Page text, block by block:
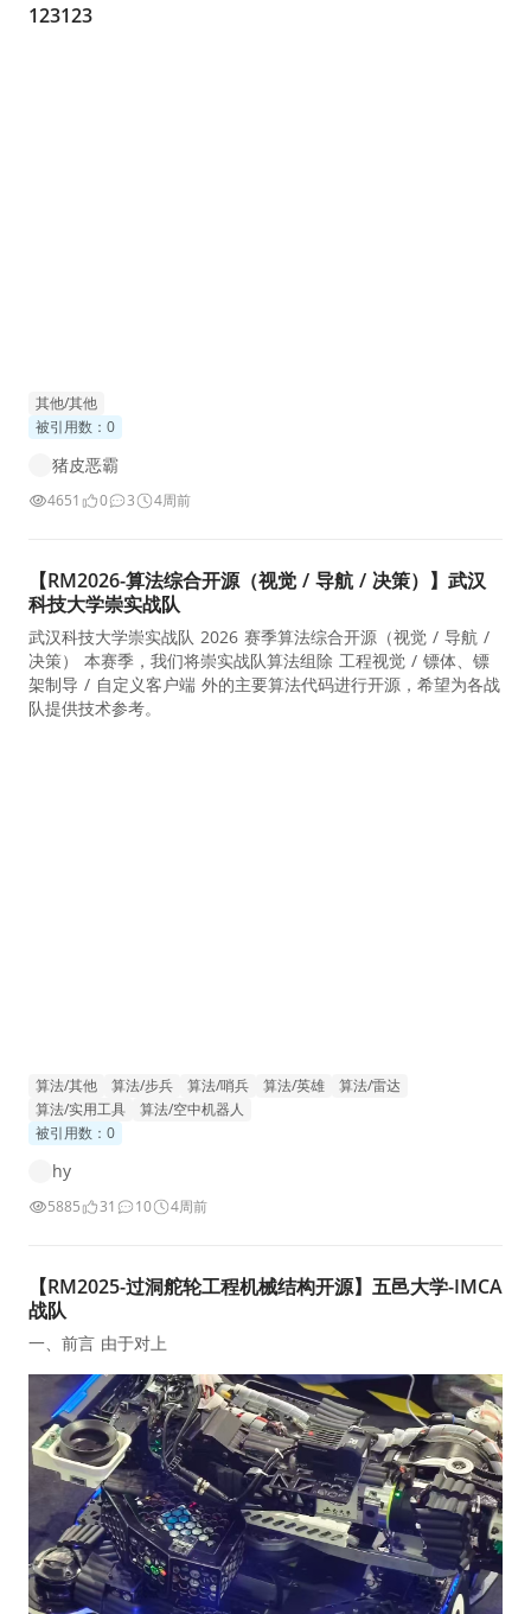
123123
其他/其他
被引用数：0
猪皮恶霸
4651 0 3 4周前
【RM2026-算法综合开源（视觉 / 导航 / 决策）】武汉
科技大学崇实战队
武汉科技大学崇实战队 2026 赛季算法综合开源（视觉 / 导航 /
决策） 本赛季，我们将崇实战队算法组除 工程视觉 / 镖体、镖
架制导 / 自定义客户端 外的主要算法代码进行开源，希望为各战
队提供技术参考。
算法/其他 算法/步兵 算法/哨兵 算法/英雄
算法/雷达
算法/实用工具
算法/空中机器人
被引用数：0
hy
5885 31 10 4周前
【RM2025-过洞舵轮工程机械结构开源】五邑大学-IMCA
战队
一、前言 由于对上